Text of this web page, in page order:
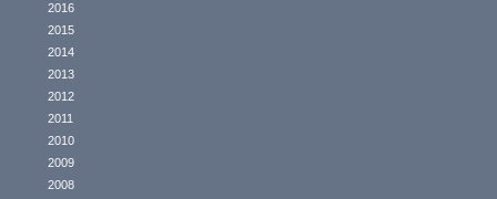
2016
2015
2014
2013
2012
2011
2010
2009
2008